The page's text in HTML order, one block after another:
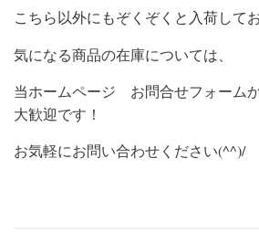
こちら以外にもぞくぞくと入荷して
気になる商品の在庫については、
当ホームページ お問合せフォーム
大歓迎です！
お気軽にお問い合わせください(^^)/